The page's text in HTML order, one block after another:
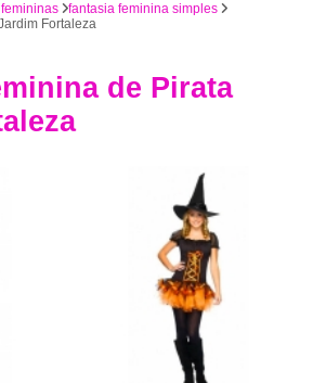
fantasia feminina simples
Fortaleza
de Pirata